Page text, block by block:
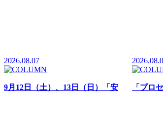
2026.08.07
9月12日（土）、13日（日）「安
「プロ